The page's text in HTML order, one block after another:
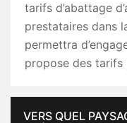
tarifs d’abattage
prestataires dans
permettra
propose des tarifs
VERS QUEL